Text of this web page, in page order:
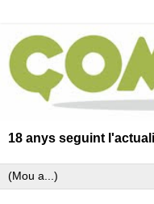
18 anys seguint